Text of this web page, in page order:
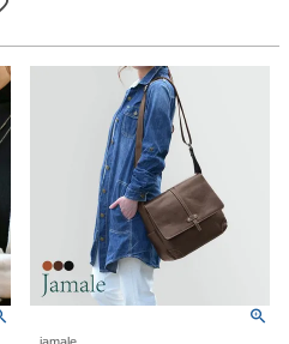
jamale